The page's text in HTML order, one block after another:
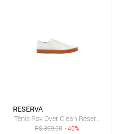
RESERVA
Tênis Rsv Over Clean Reserva Go
R$399,00 - 40%